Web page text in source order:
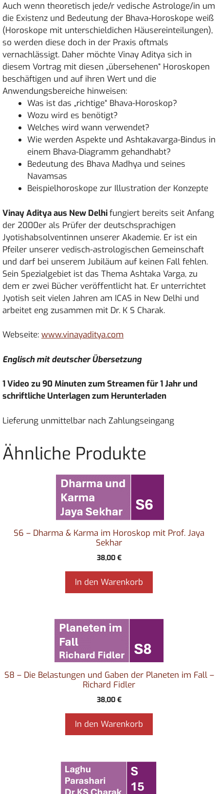
Auch wenn theoretisch jede/r vedische Astrologe/in um
die Existenz und Bedeutung der Bhava-Horoskope weiß
(Horoskope mit unterschieldichen Häusereinteilungen),
so werden diese doch in der Praxis oftmals
vernachlässigt. Daher möchte Vinay Aditya sich in
diesem Vortrag mit diesen „übersehenen“ Horoskopen
beschäftigen und auf ihren Wert und die
Anwendungsbereiche hinweisen:
Was ist das „richtige“ Bhava-Horoskop?
Wozu wird es benötigt?
Welches wird wann verwendet?
Wie werden Aspekte und Ashtakavarga-Bindus in
einem Bhava-Diagramm gehandhabt?
Bedeutung des Bhava Madhya und seines
Navamsas
Beispielhoroskope zur Illustration der Konzepte
Vinay Aditya aus New Delhifungiert bereits seit Anfang
der 2000er als Prüfer der deutschsprachigen
Jyotishabsolventinnen unserer Akademie. Er ist ein
Pfeiler unserer vedisch-astrologischen Gemeinschaft
und darf bei unserem Jubiläum auf keinen Fall fehlen.
Sein Spezialgebiet ist das Thema Ashtaka Varga, zu
dem er zwei Bücher veröffentlicht hat. Er unterrichtet
Jyotish seit vielen Jahren am ICAS in New Delhi und
arbeitet eng zusammen mit Dr. K S Charak.
Webseite: www.vinayaditya.com
Englisch mit deutscher Übersetzung
1 Video zu 90 Minuten zum Streamen für 1 Jahr und
schriftliche Unterlagen zum Herunterladen
Lieferung unmittelbar nach Zahlungseingang
Ähnliche Produkte
S6 – Dharma & Karma im Horoskop mit Prof. Jaya
Sekhar
38,00 €
In den Warenkorb
S8 – Die Belastungen und Gaben der Planeten im Fall –
Richard Fidler
38,00 €
In den Warenkorb